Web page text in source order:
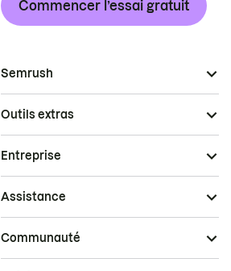
Commencer l’essai gratuit
Semrush
Outils extras
Entreprise
Assistance
Communauté